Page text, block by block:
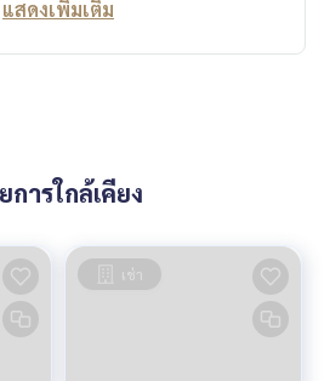
แสดงเพิ่มเติม
การใกล้เคียง
เช่า